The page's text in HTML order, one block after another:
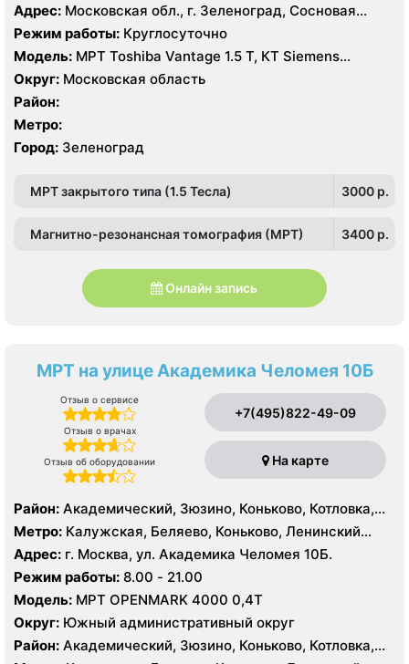
Адрес: Московская обл., г. Зеленоград, Сосновая
аллея, 2А
Режим работы: Круглосуточно
Модель: МРТ Toshiba Vantage 1.5 Т, КТ Siemens
SOMATOM EMOTION 16 срезов, УЗИ
Округ: Московская область
Район:
Метро:
Город: Зеленоград
МРТ закрытого типа (1.5 Тесла) 3000 p.
Магнитно-резонансная томография (МРТ) 3400 p.
Онлайн запись
МРТ на улице Академика Челомея 10Б
Отзыв о сервисе
Отзыв о врачах
Отзыв об оборудовании
+7(495)822-49-09
На карте
Район: Академический, Зюзино, Коньково, Котловка,
Ломоносовский, Обручевский, Черёмушки, Проспект
Вернадского, Тропарёво-Никулино
Метро: Калужская, Беляево, Коньково, Ленинский
проспект, Новые Черемушки, Проспект Вернадского,
Профсоюзная, Севастопольская, Тропарево,
Университет, Юго-Западная
Адрес: г. Москва, ул. Академика Челомея 10Б.
Режим работы: 8.00 - 21.00
Модель: МРТ OPENMARK 4000 0,4Т
Округ: Южный административный округ
Район: Академический, Зюзино, Коньково, Котловка,